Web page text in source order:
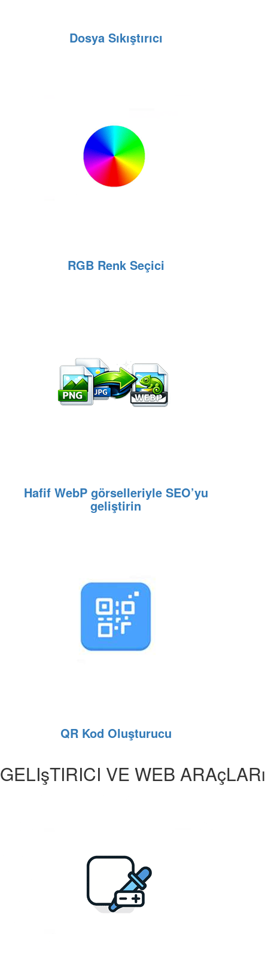
Dosya Sıkıştırıcı
RGB Renk Seçici
Hafif WebP görselleriyle SEO’yu
geliştirin
QR Kod Oluşturucu
GELIşTIRICI VE WEB ARAçLARı